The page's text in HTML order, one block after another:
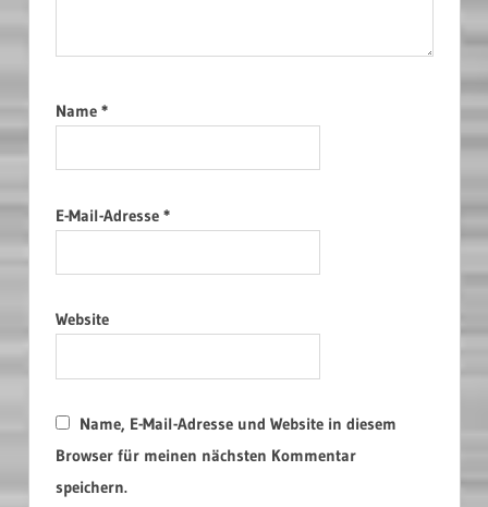
Name *
E-Mail-Adresse *
Website
Name, E-Mail-Adresse und Website in diesem
Browser für meinen nächsten Kommentar
speichern.